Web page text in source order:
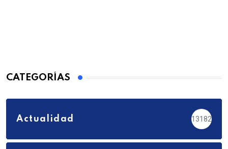
CATEGORÍAS
Actualidad 13182